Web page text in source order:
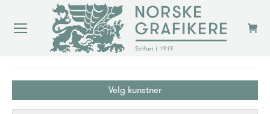
Velg kunstner